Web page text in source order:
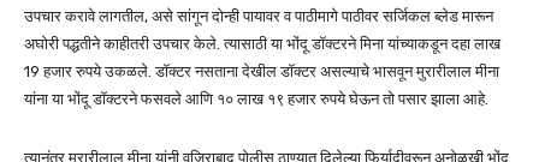
उपचार करावे लागतील, असे सांगून दोन्ही पायावर व पाठीमागे पाठीवर सर्जिकल ब्लेड मारून
अघोरी पद्धतीने काहीतरी उपचार केले. त्यासाठी या भोंदू डॉक्टरने मिना यांच्याकडून दहा लाख
19 हजार रुपये उकळले. डॉक्टर नसताना देखील डॉक्टर असल्याचे भासवून मुरारीलाल मीना
यांना या भोंदू डॉक्टरने फसवले आणि १० लाख १९ हजार रुपये घेऊन तो पसार झाला आहे.
त्यानंतर मुरारीलाल मीना यांनी वजिराबाद पोलीस ठाण्यात दिलेल्या फिर्यादीवरून अनोळखी भोंदू